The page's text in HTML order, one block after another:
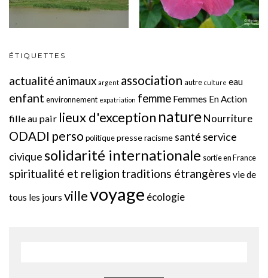
ÉTIQUETTES
actualitéanimaux argent association autre culture eau
enfant environnement expatriation femme Femmes En Action
fille au pair lieux d'exception natureNourriture
ODADI perso politiquepresseracisme santé service
civiquesolidarité internationale sortie en France
spiritualité et religion traditions étrangères vie de
tous les jours villevoyage écologie